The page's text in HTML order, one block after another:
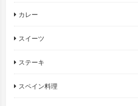
カレー
スイーツ
ステーキ
スペイン料理